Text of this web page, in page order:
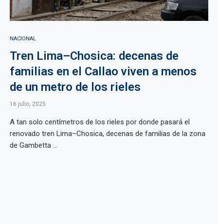
NACIONAL
Tren Lima–Chosica: decenas de
familias en el Callao viven a menos
de un metro de los rieles
16 julio, 2025
A tan solo centímetros de los rieles por donde pasará el
renovado tren Lima–Chosica, decenas de familias de la zona
de Gambetta ...